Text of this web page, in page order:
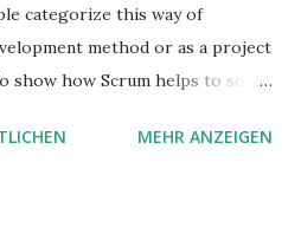
categorize this way of
method or as a project
show how Scrum helps to solve
MEHR ANZEIGEN